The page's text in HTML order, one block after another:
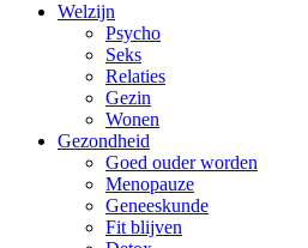
Welzijn
Psycho
Seks
Relaties
Gezin
Wonen
Gezondheid
Goed ouder worden
Menopauze
Geneeskunde
Fit blijven